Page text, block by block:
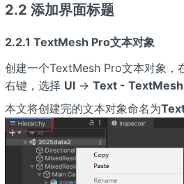
2.2 添加界面标题
2.2.1 TextMesh Pro文本对象
创建一个TextMesh Pro文本对象，
右键，选择 UI→ Text -
本文将创建完的文本对象命名为